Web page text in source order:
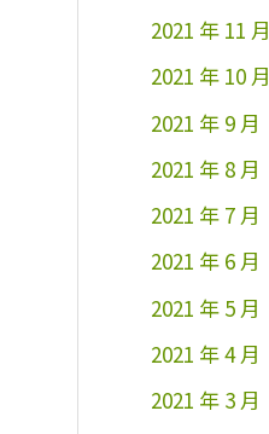
2021 年 11 月
2021 年 10 月
2021 年 9 月
2021 年 8 月
2021 年 7 月
2021 年 6 月
2021 年 5 月
2021 年 4 月
2021 年 3 月